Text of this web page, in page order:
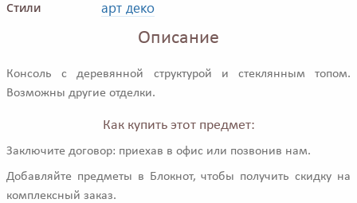
Стили арт деко
Описание
Консоль с деревянной структурой и стеклянным топом.
Возможны другие отделки.
Как купить этот предмет:
Заключите договор: приехав в офис или позвонив нам.
Добавляйте предметы в Блокнот, чтобы получить скидку на
комплексный заказ.